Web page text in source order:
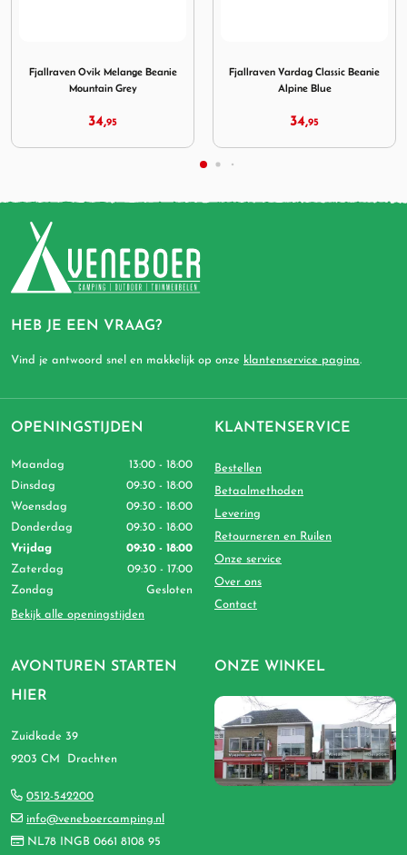
Ovik Melange Beanie
Fjallraven Vardag Classic Beanie
HEB JE EEN VRAAG?
Vind je antwoord snel en makkelijk op onze klantenservice pagina.
AVONTUREN STARTEN
HIER
Zuidkade 39
9203 CM Drachten
0512-542200
info@veneboercamping.nl
NL78 INGB 0661 8108 95
OPENINGSTIJDEN
Maandag
13:00 - 18:00
Dinsdag
09:30 - 18:00
Woensdag
09:30 - 18:00
Donderdag
09:30 - 18:00
Vrijdag
09:30 - 18:00
Zaterdag
09:30 - 17:00
Zondag
Gesloten
Bekijk alle openingstijden
KLANTENSERVICE
Bestellen
Betaalmethoden
Levering
Retourneren en Ruilen
Onze service
Over ons
Contact
ONZE WINKEL